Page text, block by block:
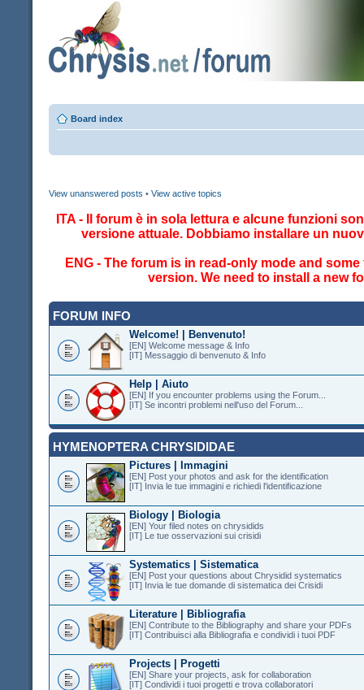
Board index
View unanswered posts • View active topics
ITA - Il forum è in sola lettura e alcune funzioni
versione attuale. Dobbiamo installare un
ENG - The forum is in read-only mode and
version. We need to install a new
FORUM INFO
Welcome! | Benvenuto!
[EN] Welcome message & Info
[IT] Messaggio di benvenuto & Info
Help | Aiuto
[EN] If you encounter problems using the Forum...
[IT] Se incontri problemi nell'uso del Forum...
HYMENOPTERA CHRYSIDIDAE
Pictures | Immagini
[EN] Post your photos and ask for the identification
[IT] Invia le tue immagini e richiedi l'identificazione
Biology | Biologia
[EN] Your filed notes on chrysidids
[IT] Le tue osservazioni sui crisidi
Systematics | Sistematica
[EN] Post your questions about Chrysidid systematics
[IT] Invia le tue domande di sistematica dei Crisidi
Literature | Bibliografia
[EN] Contribute to the Bibliography and share your PDFs
[IT] Contribuisci alla Bibliografia e condividi i tuoi PDF
Projects | Progetti
[EN] Share your projects, ask for collaboration
[IT] Condividi i tuoi progetti e trova collaboratori